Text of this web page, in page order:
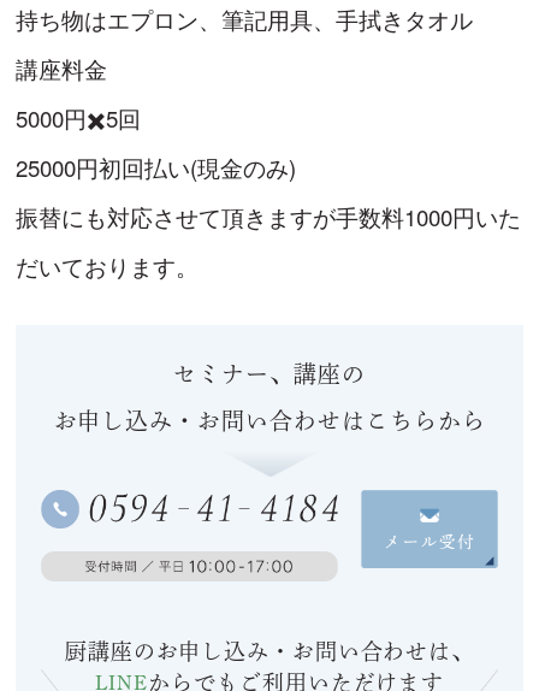
持ち物はエプロン、筆記用具、手拭きタオル
講座料金
5000円✖️5回
25000円初回払い(現金のみ)
振替にも対応させて頂きますが手数料1000円いた
だいております。
セミナー、講座の
お申し込み・お問い合わせはこちらから
厨講座のお申し込み・お問い合わせは、
LINEからでも ご利用いただけます